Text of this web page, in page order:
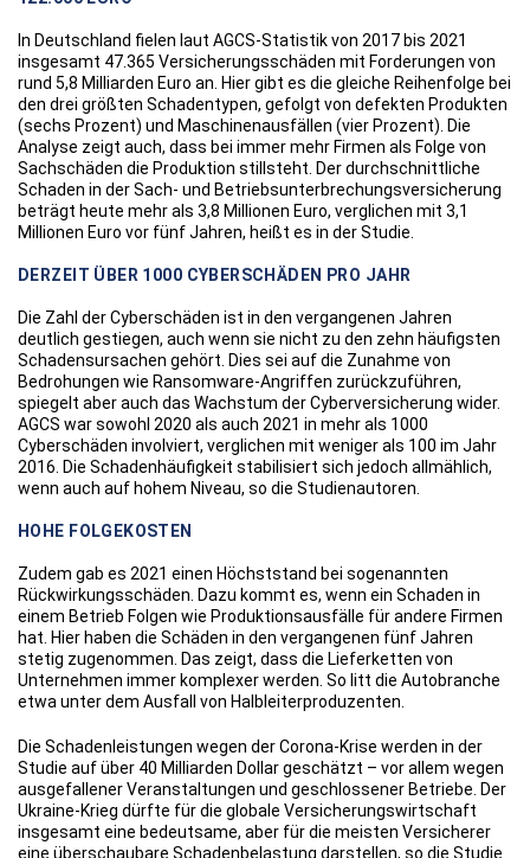
In Deutschland fielen laut AGCS-Statistik von 2017 bis 2021
insgesamt 47.365 Versicherungsschäden mit Forderungen von
rund 5,8 Milliarden Euro an. Hier gibt es die gleiche Reihenfolge bei
den drei größten Schadentypen, gefolgt von defekten Produkten
(sechs Prozent) und Maschinenausfällen (vier Prozent). Die
Analyse zeigt auch, dass bei immer mehr Firmen als Folge von
Sachschäden die Produktion stillsteht. Der durchschnittliche
Schaden in der Sach- und Betriebsunterbrechungsversicherung
beträgt heute mehr als 3,8 Millionen Euro, verglichen mit 3,1
Millionen Euro vor fünf Jahren, heißt es in der Studie.
DERZEIT ÜBER 1000 CYBERSCHÄDEN PRO JAHR
Die Zahl der Cyberschäden ist in den vergangenen Jahren
deutlich gestiegen, auch wenn sie nicht zu den zehn häufigsten
Schadensursachen gehört. Dies sei auf die Zunahme von
Bedrohungen wie Ransomware-Angriffen zurückzuführen,
spiegelt aber auch das Wachstum der Cyberversicherung wider.
AGCS war sowohl 2020 als auch 2021 in mehr als 1000
Cyberschäden involviert, verglichen mit weniger als 100 im Jahr
2016. Die Schadenhäufigkeit stabilisiert sich jedoch allmählich,
wenn auch auf hohem Niveau, so die Studienautoren.
HOHE FOLGEKOSTEN
Zudem gab es 2021 einen Höchststand bei sogenannten
Rückwirkungsschäden. Dazu kommt es, wenn ein Schaden in
einem Betrieb Folgen wie Produktionsausfälle für andere Firmen
hat. Hier haben die Schäden in den vergangenen fünf Jahren
stetig zugenommen. Das zeigt, dass die Lieferketten von
Unternehmen immer komplexer werden. So litt die Autobranche
etwa unter dem Ausfall von Halbleiterproduzenten.
Die Schadenleistungen wegen der Corona-Krise werden in der
Studie auf über 40 Milliarden Dollar geschätzt – vor allem wegen
ausgefallener Veranstaltungen und geschlossener Betriebe. Der
Ukraine-Krieg dürfte für die globale Versicherungswirtschaft
insgesamt eine bedeutsame, aber für die meisten Versicherer
eine überschaubare Schadenbelastung darstellen, so die Studie.